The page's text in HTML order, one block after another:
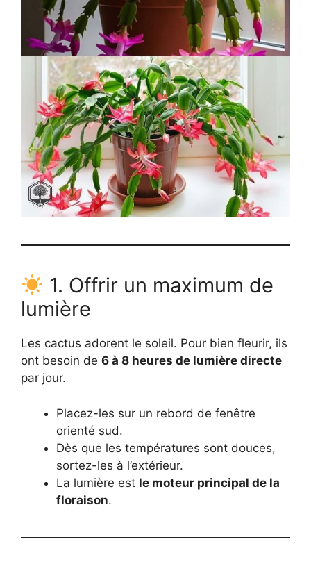
1. Offrir un maximum de
lumière
Les cactus adorent le soleil. Pour bien fleurir, ils
ont besoin de 6 à 8 heures de lumière directe
par jour.
Placez-les sur un rebord de fenêtre
orienté sud.
Dès que les températures sont douces,
sortez-les à l’extérieur.
La lumière est le moteur principal de la
floraison.